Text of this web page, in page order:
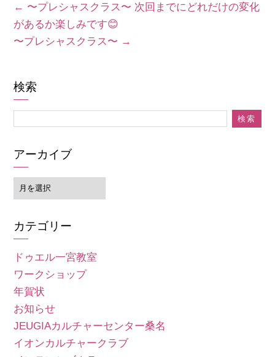
検索
アーカイブ
ア
ー
カ
イ
ブ
カテゴリー
ドゥエル一宮教室
ワークショップ
年賀状
お知らせ
JEUGIAカルチャーセンター桑名
イオンカルチャークラブ
← 〜プレシャスクラス〜 次回までにどれだけの変化
があるか楽しみです😊
〜プレシャスクラス〜 →